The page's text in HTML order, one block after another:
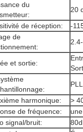
du
20
de réception:
-
de
et sortie:
harmonique:
>
de fréquence:
signal/bruit: